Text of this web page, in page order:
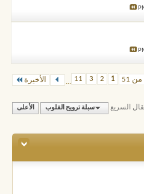
1
2
3
11
... الأخيرة
السريع سبلة ترويح القلوب الأعلى